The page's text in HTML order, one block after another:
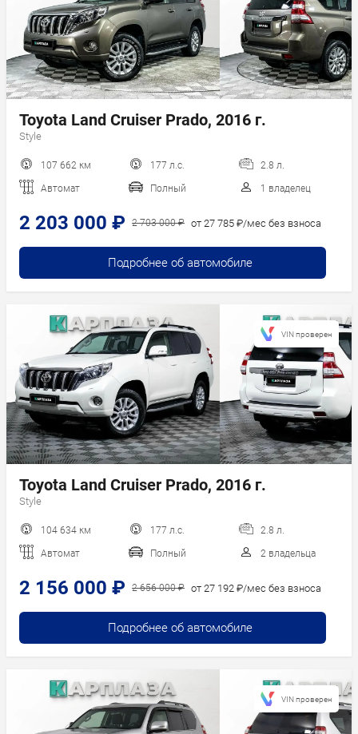
Toyota Land Cruiser Prado, 2016 г.
Style
107 662 км 177 л.с. 2.8 л.
Автомат Полный 1 владелец
2 203 000 ₽ 2 703 000 ₽ от 27 785 ₽/мес без взноса
Подробнее об автомобиле
Toyota Land Cruiser Prado, 2016 г.
Style
104 634 км 177 л.с. 2.8 л.
Автомат Полный 2 владельца
2 156 000 ₽ 2 656 000 ₽ от 27 192 ₽/мес без взноса
Подробнее об автомобиле
VIN проверен
VIN проверен